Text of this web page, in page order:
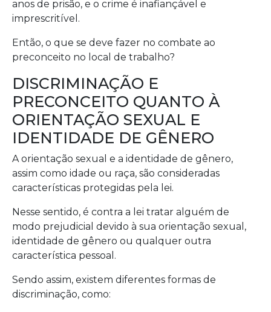
anos de prisão, e o crime é inafiançável e
imprescritível.
Então, o que se deve fazer no combate ao
preconceito no local de trabalho?
DISCRIMINAÇÃO E
PRECONCEITO QUANTO À
ORIENTAÇÃO SEXUAL E
IDENTIDADE DE GÊNERO
A orientação sexual e a identidade de gênero,
assim como idade ou raça, são consideradas
características protegidas pela lei.
Nesse sentido, é contra a lei tratar alguém de
modo prejudicial devido à sua orientação sexual,
identidade de gênero ou qualquer outra
característica pessoal.
Sendo assim, existem diferentes formas de
discriminação, como: